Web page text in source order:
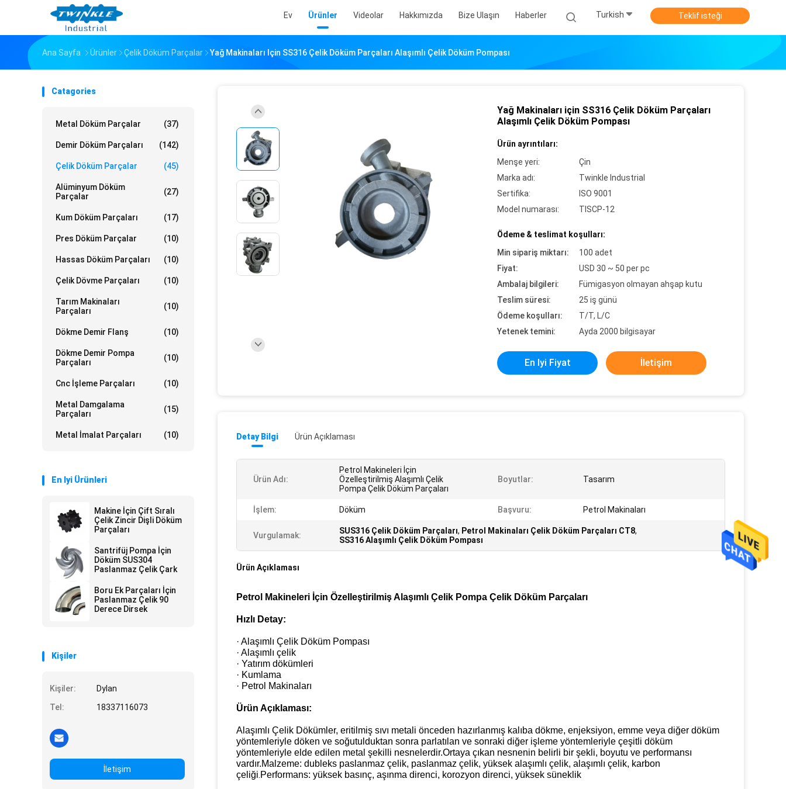
Ev Ürünler Videolar Hakkımızda Bize Ulaşın Haberler Turkish Teklif isteği
Ana Sayfa Ürünler Çelik Döküm Parçalar Yağ Makinaları Için SS316 Çelik Döküm Parçaları Alaşımlı Çelik Döküm Pompası
Catagories
Metal Döküm Parçalar (37)
Demir Döküm Parçaları (142)
Çelik Döküm Parçalar (45)
Alüminyum Döküm
Parçalar
(27)
Kum Döküm Parçaları (17)
Pres Döküm Parçalar (10)
Hassas Döküm Parçaları (10)
Çelik Dövme Parçaları (10)
Tarım Makinaları
Parçaları
(10)
Dökme Demir Flanş (10)
Dökme Demir Pompa
Parçaları
(10)
Cnc İşleme Parçaları (10)
Metal Damgalama
Parçaları
(15)
Metal İmalat Parçaları (10)
En Iyi Ürünleri
Makine İçin Çift Sıralı
Çelik Zincir Dişli Döküm
Parçaları
Santrifüj Pompa İçin
Döküm SUS304
Paslanmaz Çelik Çark
Boru Ek Parçaları İçin
Paslanmaz Çelik 90
Derece Dirsek
Kişiler
Kişiler:
Dylan
Tel:
18337116073
İletişim
Yağ Makinaları için SS316 Çelik Döküm Parçaları
Alaşımlı Çelik Döküm Pompası
Ürün ayrıntıları:
Menşe yeri:
Çin
Marka adı:
Twinkle Industrial
Sertifika:
ISO 9001
Model numarası:
TISCP-12
Ödeme & teslimat koşulları:
Min sipariş miktarı:
100 adet
Fiyat:
USD 30 ~ 50 per pc
Ambalaj bilgileri:
Fümigasyon olmayan ahşap kutu
Teslim süresi:
25 iş günü
Ödeme koşulları:
T/T, L/C
Yetenek temini:
Ayda 2000 bilgisayar
En Iyi Fiyat İletişim
Detay Bilgi Ürün Açıklaması
Ürün Adı:
Petrol Makineleri İçin
Özelleştirilmiş Alaşımlı Çelik
Pompa Çelik Döküm Parçaları
Boyutlar: Tasarım
İşlem: Döküm Başvuru: Petrol Makinaları
Vurgulamak: SUS316 Çelik Döküm Parçaları, Petrol Makinaları Çelik Döküm Parçaları CT8,
SS316 Alaşımlı Çelik Döküm Pompası
Ürün Açıklaması
Petrol Makineleri İçin Özelleştirilmiş Alaşımlı Çelik Pompa Çelik Döküm Parçaları
Hızlı Detay:
· Alaşımlı Çelik Döküm Pompası
· Alaşımlı çelik
· Yatırım dökümleri
· Kumlama
· Petrol Makinaları
Ürün Açıklaması:
Alaşımlı Çelik Dökümler, eritilmiş sıvı metali önceden hazırlanmış kalıba dökme, enjeksiyon, emme veya diğer döküm
yöntemleriyle döken ve soğutulduktan sonra parlatılan ve sonraki diğer işleme yöntemleriyle çeşitli döküm
yöntemleriyle elde edilen metal şekilli nesnelerdir.Ortaya çıkan nesnenin belirli bir şekli, boyutu ve performansı
vardır.Malzeme: dubleks paslanmaz çelik, paslanmaz çelik, yüksek alaşımlı çelik, alaşımlı çelik, karbon
çeliği.Performans: yüksek basınç, aşınma direnci, korozyon direnci, yüksek süneklik